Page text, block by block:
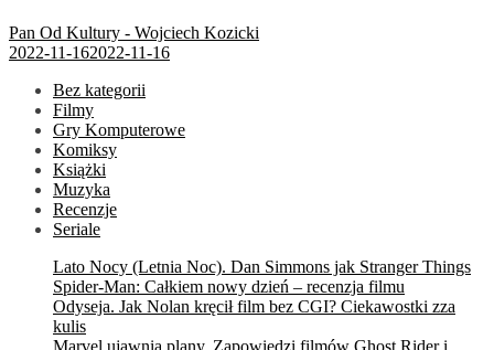
Pan Od Kultury - Wojciech Kozicki
2022-11-162022-11-16
Bez kategorii
Filmy
Gry Komputerowe
Komiksy
Książki
Muzyka
Recenzje
Seriale
Lato Nocy (Letnia Noc). Dan Simmons jak Stranger Things
Spider-Man: Całkiem nowy dzień – recenzja filmu
Odyseja. Jak Nolan kręcił film bez CGI? Ciekawostki zza
kulis
Marvel ujawnia plany. Zapowiedzi filmów Ghost Rider i